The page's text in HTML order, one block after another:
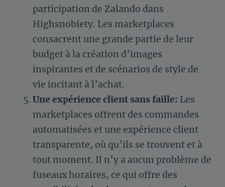
participation de Zalando dans
Highsnobiety. Les marketplaces
consacrent une grande partie de leur
budget à la création d’images
inspirantes et de scénarios de style de
vie incitant à l’achat.
Une expérience client sans faille: Les
marketplaces offrent des commandes
automatisées et une expérience client
transparente, où qu’ils se trouvent et à
tout moment. Il n’y a aucun problème de
fuseaux horaires, ce qui offre des